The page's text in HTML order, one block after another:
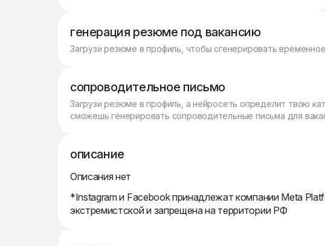
генерация резюме под вакансию
Загрузи резюме в профиль, чтобы сгенерировать
сопроводительное письмо
Загрузи резюме в профиль, а нейросеть определит твою
сможешь генерировать сопроводительные письма для
описание
Описания нет
*Instagram и Facebook принадлежат компании Meta
экстремистской и запрещена на территории РФ